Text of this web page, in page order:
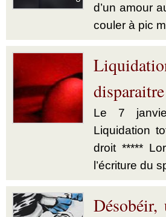
d’un amour
couler à pic
disparaitre
Le 7
Liquidation
droit *****
l’écriture du